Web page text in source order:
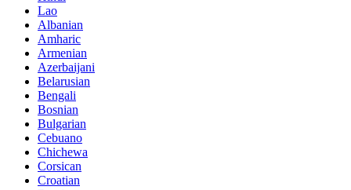
Lao
Albanian
Amharic
Armenian
Azerbaijani
Belarusian
Bengali
Bosnian
Bulgarian
Cebuano
Chichewa
Corsican
Croatian